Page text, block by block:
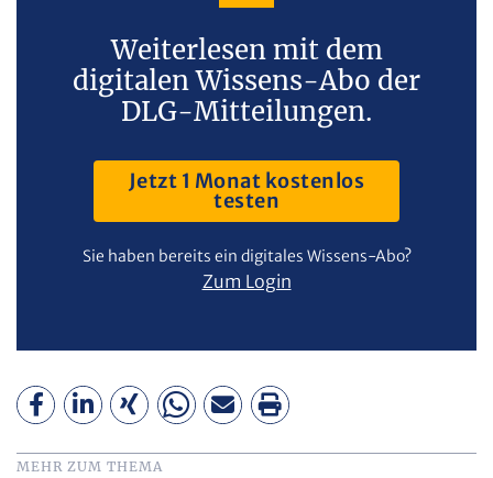
Weiterlesen mit dem
digitalen Wissens-Abo der
DLG-Mitteilungen.
Jetzt 1 Monat kostenlos
testen
Sie haben bereits ein digitales Wissens-Abo?
Zum Login
MEHR ZUM THEMA